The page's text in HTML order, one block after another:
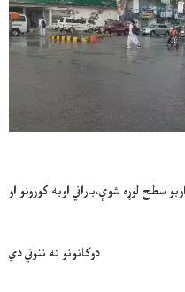
سطح لوړه شوې،باراني اوبه کورونو او
دوکانونو ته ننوتي دي